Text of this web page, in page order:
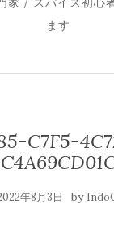
ます
C7F5-
年8月3日 by